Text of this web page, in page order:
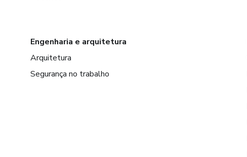
Engenharia e arquitetura
Arquitetura
Segurança no trabalho